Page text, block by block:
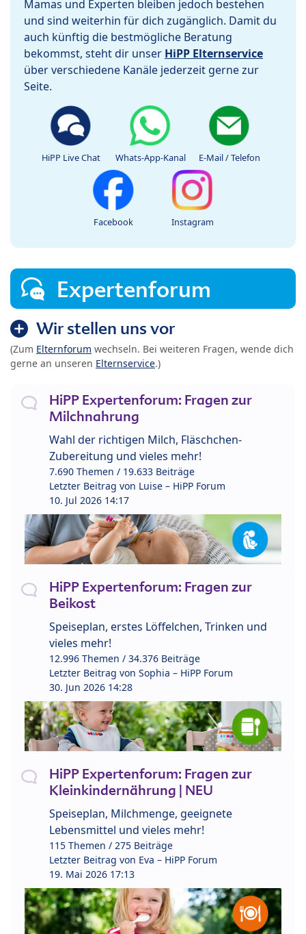
Mamas und Experten bleiben jedoch bestehen
und sind weiterhin für dich zugänglich. Damit du
auch künftig die bestmögliche Beratung
bekommst, steht dir unser HiPP Elternservice
über verschiedene Kanäle jederzeit gerne zur
Seite.
HiPP Live Chat Whats-App-Kanal E-Mail / Telefon
Facebook Instagram
Expertenforum
Wir stellen uns vor
(Zum Elternforum wechseln. Bei weiteren Fragen, wende dich
gerne an unseren Elternservice.)
HiPP Expertenforum: Fragen zur
Milchnahrung
Wahl der richtigen Milch, Fläschchen-
Zubereitung und vieles mehr!
7.690 Themen / 19.633 Beiträge
Letzter Beitrag von Luise – HiPP Forum
10. Jul 2026 14:17
HiPP Expertenforum: Fragen zur
Beikost
Speiseplan, erstes Löffelchen, Trinken und
vieles mehr!
12.996 Themen / 34.376 Beiträge
Letzter Beitrag von Sophia – HiPP Forum
30. Jun 2026 14:28
HiPP Expertenforum: Fragen zur
Kleinkindernährung | NEU
Speiseplan, Milchmenge, geeignete
Lebensmittel und vieles mehr!
115 Themen / 275 Beiträge
Letzter Beitrag von Eva – HiPP Forum
19. Mai 2026 17:13